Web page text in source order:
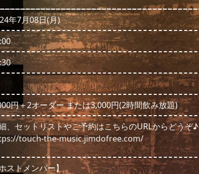
年7月08日(月)
円＋2オーダー または3,000円(2時間飲み放題)
、セットリストやご予約はこちらのURLからどうぞ♪
touch-the-music.jimdofree.com/
ストメンバー】